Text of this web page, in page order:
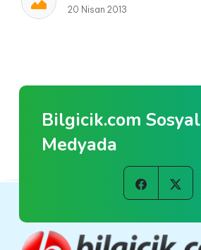
20 Nisan 2013
Bilgicik.com Sosyal
Medyada